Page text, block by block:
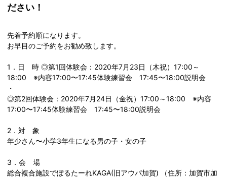
ださい！
先着予約順になります。
お早目のご予約をお勧め致します。
1．日 時 ◎第1回体験会：2020年7月23日（木祝）17:00～
18:00 ※内容17:00〜17:45体験練習会 17:45〜18:00説明会
・
◎第2回体験会：2020年7月24日（金祝）17:00～18:00 ※内容
17:00〜17:45体験練習会 17:45〜18:00説明会
2．対 象
年少さん〜小学3年生になる男の子・女の子
3．会 場
総合複合施設でぽるたーれKAGA(旧アウパ加賀) （住所：加賀市加